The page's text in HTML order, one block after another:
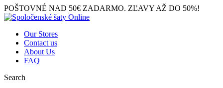
POŠTOVNÉ NAD 50€ ZADARMO. ZĽAVY AŽ DO 50%!
Our Stores
Contact us
About Us
FAQ
Search